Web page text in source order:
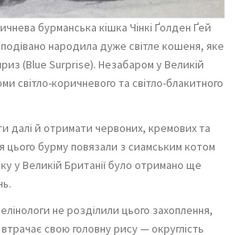
бурманська кішка Чінкі Ґолден Ґей
народила дуже світле кошеня, яке
(Blue Surprise). Незабаром у Великій
світло-коричневого та світло-блакитного
далі й отримати червоних, кремових та
цього бурму повязали з сиамським котом
у Великій Британії було отримано ще
не розділили цього захоплення,
свою головну рису — округлість